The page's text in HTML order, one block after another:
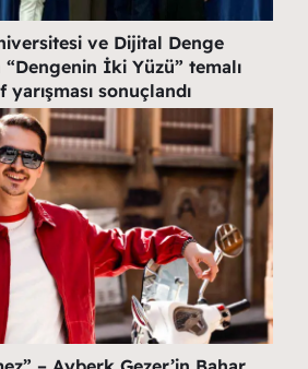
ve Dijital Denge
“Dengenin İki Yüzü” temalı
sonuçlandı